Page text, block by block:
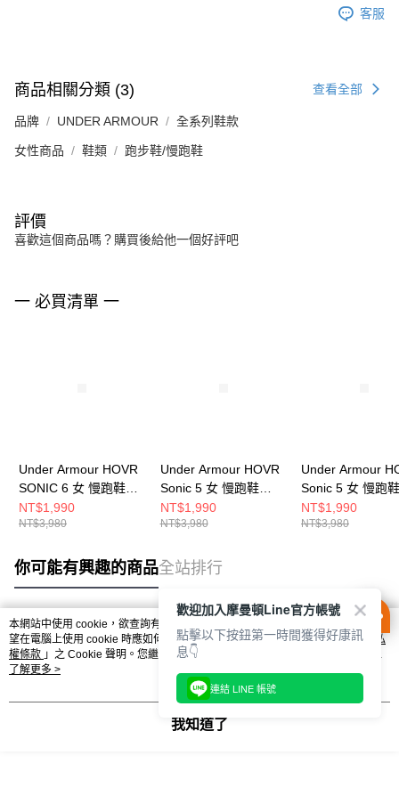
客服
商品相關分類 (3) 查看全部
品牌 UNDER ARMOUR 全系列鞋款
女性商品 鞋類 跑步鞋/慢跑鞋
評價
喜歡這個商品嗎？購買後給他一個好評吧
一 必買清單 一
Under Armour HOVR
SONIC 6 女 慢跑鞋
3026128-101
NT$1,990
NT$3,980
Under Armour HOVR
Sonic 5 女 慢跑鞋
3024906-102
NT$1,990
NT$3,980
Under Armour
Sonic 5 女 慢跑鞋
3024906-001
NT$1,990
NT$3,980
你可能有興趣的商品全站排行
熱門標籤
本網站中使用 cookie，欲查詢有關本網站使用 cookie 方式之詳情，及若您不希
望在電腦上使用 cookie 時應如何變更電腦的 cookie 設定，請參閱本網站「
隱私
權條款 」之 Cookie 聲明。您繼續使用本網站即表示您同意本公司得按本網站使
用條款之 Cookie 聲明使用 cookie。
了解更多 >
我知道了
歡迎加入摩曼頓Line官方帳號
點擊以下按鈕第一時間獲得好康訊
息👇
連結 LINE 帳號